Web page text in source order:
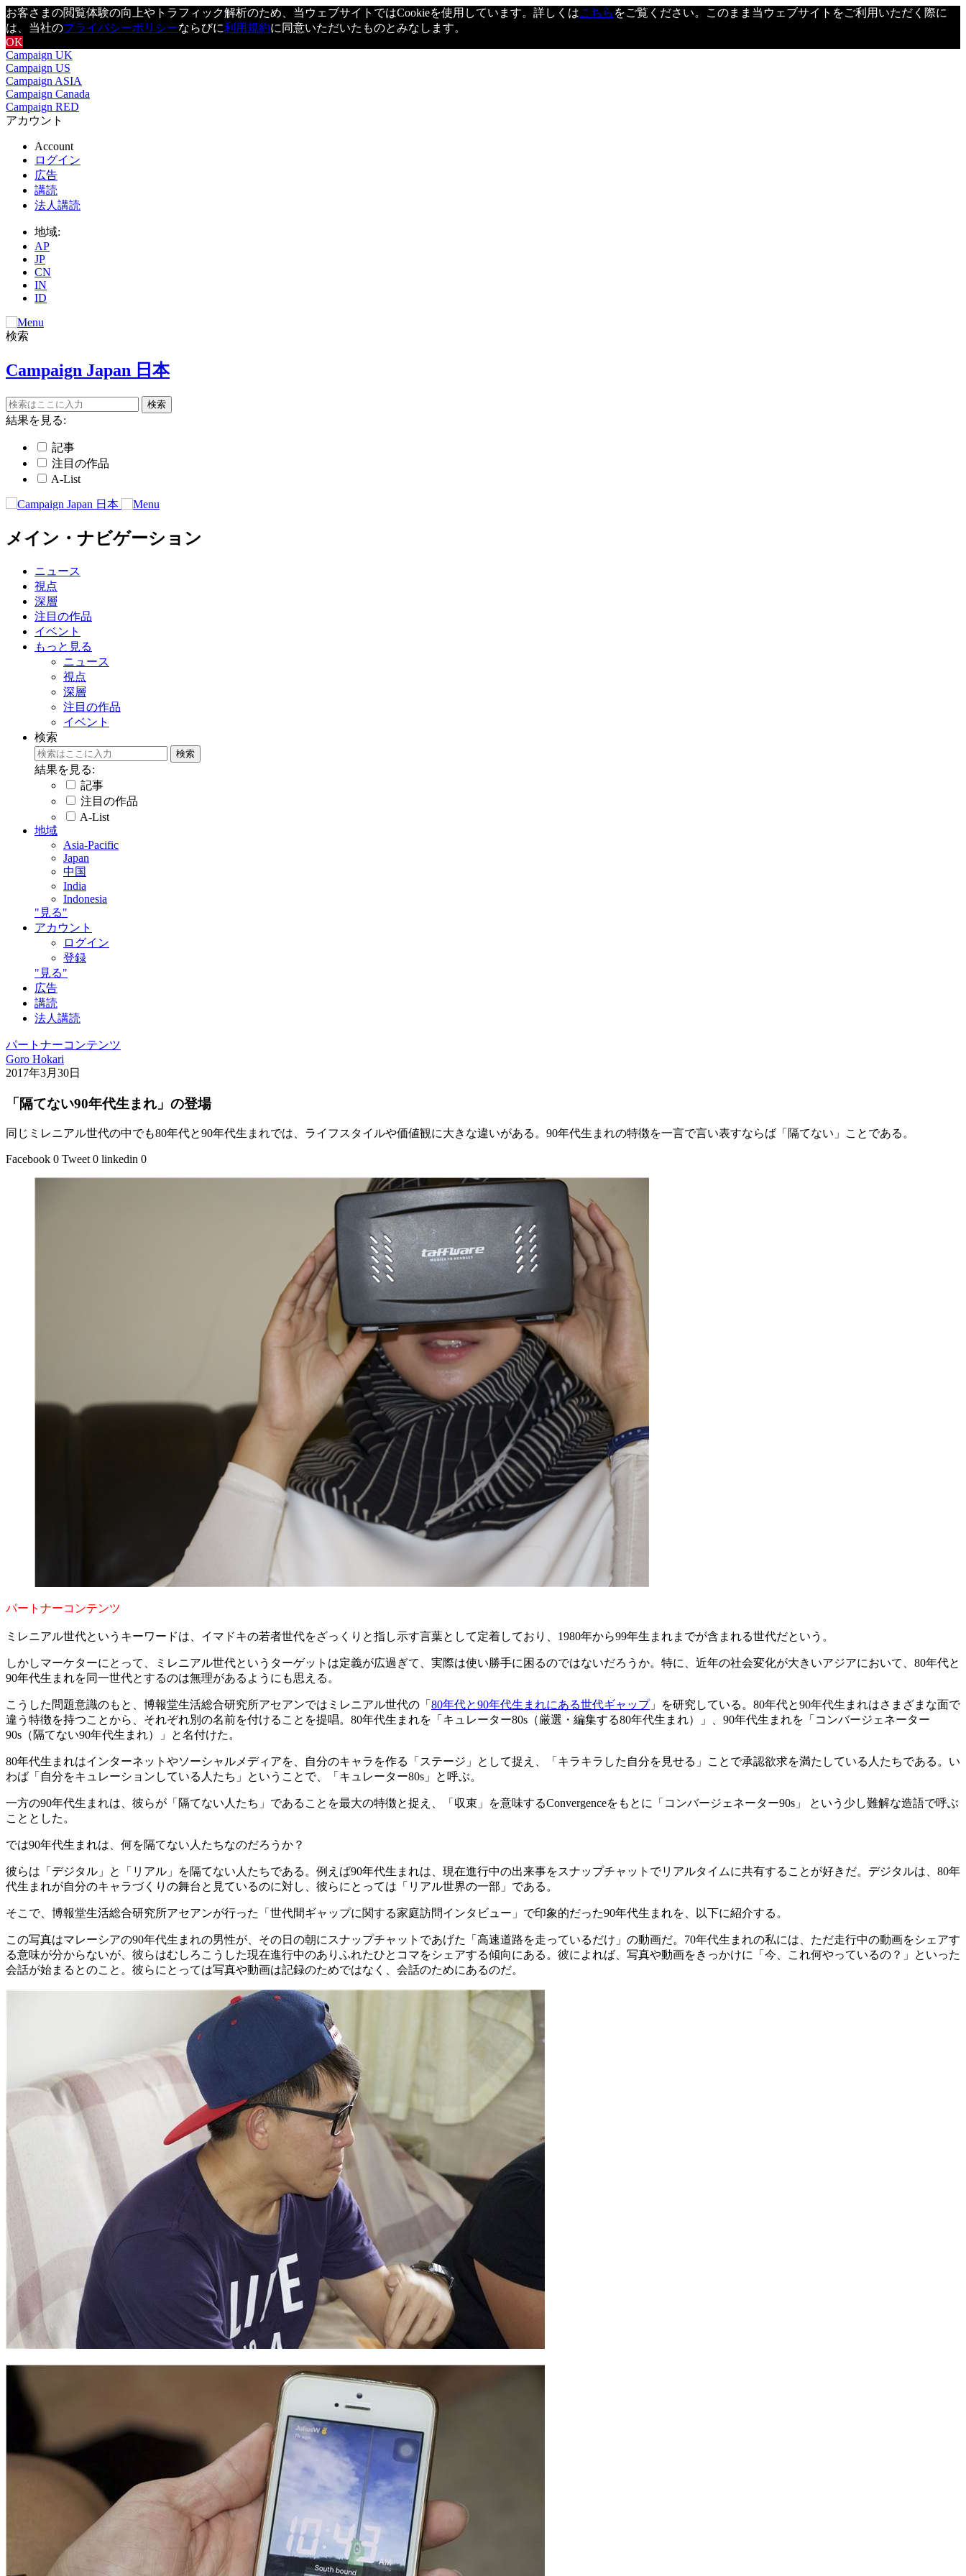
お客さまの閲覧体験の向上やトラフィック解析のため、当ウェブサイトではCookieを使用しています。詳しくはこちら をご覧ください。このまま当ウェブサイトをご利用いただく際に
は、当社のプライバシーポリシーならびに利用規約に同意いただいたものとみなします。
OK
Campaign UK
Campaign US
Campaign ASIA
Campaign Canada
Campaign RED
アカウント
Account
ログイン
広告
講読
法人講読
地域:
AP
JP
CN
IN
ID
検索
Campaign Japan 日本
結果を見る:
記事
注目の作品
A-List
メイン・ナビゲーション
ニュース
視点
深層
注目の作品
イベント
もっと見る
ニュース
視点
深層
注目の作品
イベント
検索
結果を見る:
記事
注目の作品
A-List
地域
Asia-Pacific
Japan
中国
India
Indonesia
"見る"
アカウント
ログイン
登録
"見る"
広告
講読
法人講読
パートナーコンテンツ
Goro Hokari
2017年3月30日
「隔てない90年代生まれ」の登場
同じミレニアル世代の中でも80年代と90年代生まれでは、ライフスタイルや価値観に大きな違いがある。90年代生まれの特徴を一言で言い表すならば「隔てない」ことである。
Facebook 0 Tweet 0 linkedin 0
パートナーコンテンツ
ミレニアル世代というキーワードは、イマドキの若者世代をざっくりと指し示す言葉として定着しており、1980年から99年生まれまでが含まれる世代だという。
しかしマーケターにとって、ミレニアル世代というターゲットは定義が広過ぎて、実際は使い勝手に困るのではないだろうか。特に、近年の社会変化が大きいアジアにおいて、80年代と
90年代生まれを同一世代とするのは無理があるようにも思える。
こうした問題意識のもと、博報堂生活総合研究所アセアンではミレニアル世代の「 80年代と90年代生まれにある世代ギャップ」を研究している。80年代と90年代生まれはさまざまな面で
違う特徴を持つことから、それぞれ別の名前を付けることを提唱。80年代生まれを「キュレーター80s（厳選・編集する80年代生まれ）」、90年代生まれを「コンバージェネーター
90s（隔てない90年代生まれ）」と名付けた。
80年代生まれはインターネットやソーシャルメディアを、自分のキャラを作る「ステージ」として捉え、「キラキラした自分を見せる」ことで承認欲求を満たしている人たちである。い
わば「自分をキュレーションしている人たち」ということで、「キュレーター80s」と呼ぶ。
一方の90年代生まれは、彼らが「隔てない人たち」であることを最大の特徴と捉え、「収束」を意味するConvergenceをもとに「コンバージェネーター90s」 という少し難解な造語で呼ぶ
こととした。
では90年代生まれは、何を隔てない人たちなのだろうか？
彼らは「デジタル」と「リアル」を隔てない人たちである。例えば90年代生まれは、現在進行中の出来事をスナップチャットでリアルタイムに共有することが好きだ。デジタルは、80年
代生まれが自分のキャラづくりの舞台と見ているのに対し、彼らにとっては「リアル世界の一部」である。
そこで、博報堂生活総合研究所アセアンが行った「世代間ギャップに関する家庭訪問インタビュー」で印象的だった90年代生まれを、以下に紹介する。
この写真はマレーシアの90年代生まれの男性が、その日の朝にスナップチャットであげた「高速道路を走っているだけ」の動画だ。70年代生まれの私には、ただ走行中の動画をシェアす
る意味が分からないが、彼らはむしろこうした現在進行中のありふれたひとコマをシェアする傾向にある。彼によれば、写真や動画をきっかけに「今、これ何やっているの？」といった
会話が始まるとのこと。彼らにとっては写真や動画は記録のためではなく、会話のためにあるのだ。